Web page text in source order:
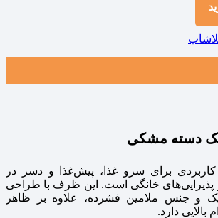
تک دسته مشکی
برای سرو غذا، پیش‌غذا و دسر در
پذیرایی‌های خانگی است. این ظرف با طراحی
و جنس ملامین فشرده، علاوه بر ظاهر
دارد.